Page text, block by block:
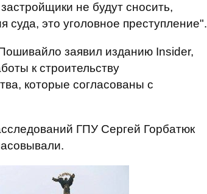
не будут сносить,
это уголовное преступление".
заявил изданию Insider,
к строительству
которые согласованы с
ГПУ Сергей Горбатюк